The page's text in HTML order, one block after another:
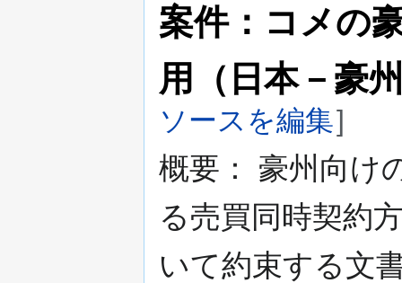
案件：コメの
用（日本－豪
ソースを編集]
概要： 豪州向け
る売買同時契約
いて約束する文